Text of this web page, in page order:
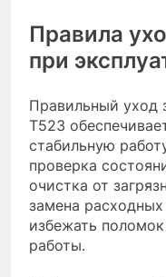
Правила
при
Правильный уход
Т523
стабильную
проверка
очистка от
замена
избежать
работы.